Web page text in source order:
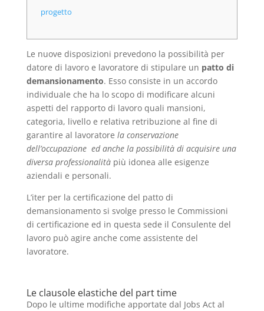
progetto
Le nuove disposizioni prevedono la possibilità per
datore di lavoro e lavoratore di stipulare un patto di
demansionamento. Esso consiste in un accordo
individuale che ha lo scopo di modificare alcuni
aspetti del rapporto di lavoro quali mansioni,
categoria, livello e relativa retribuzione al fine di
garantire al lavoratore la conservazione
dell’occupazione ed anche la possibilità di acquisire una
diversa professionalitàpiù idonea alle esigenze
aziendali e personali.
L’iter per la certificazione del patto di
demansionamento si svolge presso le Commissioni
di certificazione ed in questa sede il Consulente del
lavoro può agire anche come assistente del
lavoratore.
Le clausole elastiche del part time
Dopo le ultime modifiche apportate dal Jobs Act al